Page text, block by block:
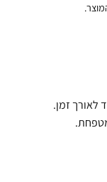
לאורך זמן.